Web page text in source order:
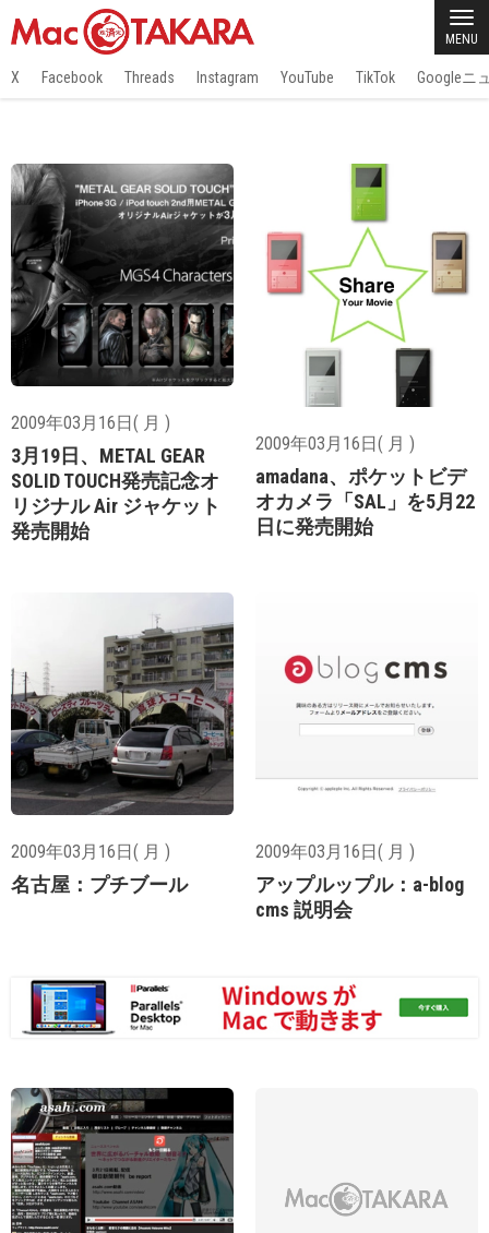
MENU
X Facebook Threads Instagram YouTube TikTok Googleニ
2009年03月16日( 月 )
3月19日、METAL GEAR
SOLID TOUCH発売記念オ
リジナル Air ジャケット
発売開始
2009年03月16日( 月 )
amadana、ポケットビデ
オカメラ「SAL」を5月22
日に発売開始
2009年03月16日( 月 )
名古屋：プチブール
2009年03月16日( 月 )
アップルップル：a-blog
cms 説明会